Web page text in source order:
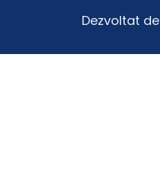
Dezvoltat de